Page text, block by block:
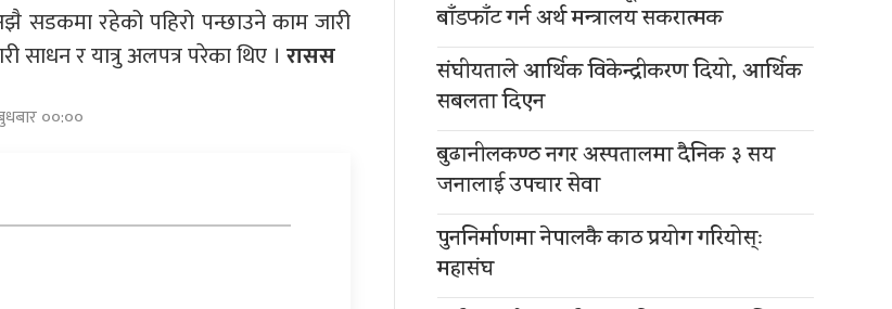
रहेको पहिरो पन्छाउने काम जारी
र यात्रु अलपत्र परेका थिए । रासस
००:००
बाँडफाँट गर्न अर्थ मन्त्रालय सकरात्मक
संघीयताले आर्थिक विकेन्द्रीकरण दियो, आर्थिक
सबलता दिएन
बुढानीलकण्ठ नगर अस्पतालमा दैनिक ३ सय
जनालाई उपचार सेवा
पुननिर्माणमा नेपालकै काठ प्रयोग गरियोस्ः
महासंघ